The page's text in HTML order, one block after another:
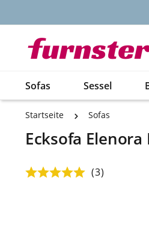
Sofas Sessel
Startseite Sofas
Ecksofa
Durchschnittliche Bewertung
(3)